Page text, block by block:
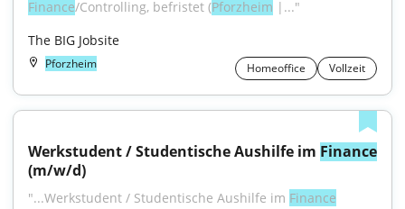
Finance/Controlling, befristet (Pforzheim |..."
The BIG Jobsite
Pforzheim Homeoffice Vollzeit
Werkstudent / Studentische Aushilfe im Finance
(m/w/d)
"...Werkstudent / Studentische Aushilfe im Finance